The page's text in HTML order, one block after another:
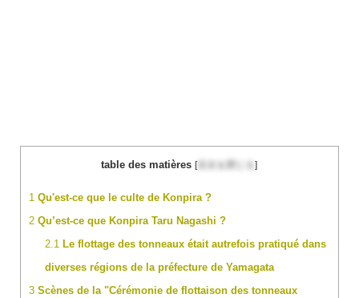
table des matières [目次を閉じる]
1Qu'est-ce que le culte de Konpira ?
2Qu’est-ce que Konpira Taru Nagashi ?
2.1Le flottage des tonneaux était autrefois pratiqué dans
diverses régions de la préfecture de Yamagata
3Scènes de la "Cérémonie de flottaison des tonneaux